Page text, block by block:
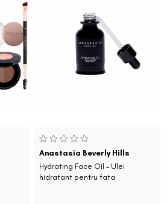
Anastasia Beverly Hills
Hydrating Face Oil - Ulei
hidratant pentru fata